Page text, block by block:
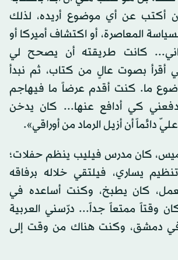
أكتب عن أي موضوع أريده، لذلك
المعاصرة، أو اكتشاف أميركا أو
كانت طريقته أن يصحح لي
أقرأ بصوت عالٍ من كتاب، ثم نبدأ
ما. كنت أقدم عرضاً ما فيهاجم
كي أدافع عنها... كان يدخن
دائماً أن أزيل الرماد من أوراقي».
كان مدرس فيليب ينظم حفلات؛
يساري، فيلتقي خلاله برفاقه
كان يطبخ، وكنت أساعده في
وقتاً ممتعاً جداً... درّسني العربية
دمشق، وكنت هناك من وقت إلى